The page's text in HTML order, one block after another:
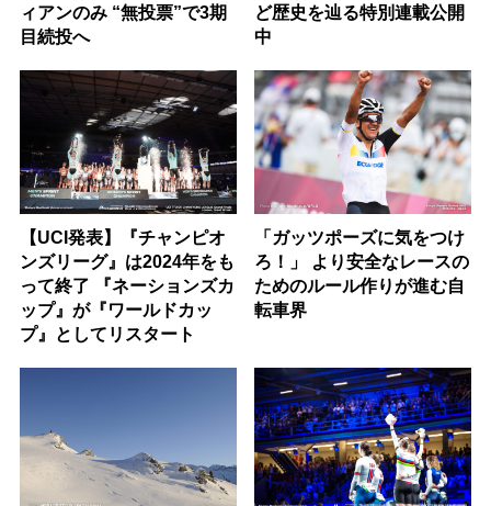
ィアンのみ “無投票”で3期
目続投へ
ど歴史を辿る特別連載公開
中
【UCI発表】『チャンピオ
ンズリーグ』は2024年をも
って終了 『ネーションズカ
ップ』が『ワールドカッ
プ』としてリスタート
「ガッツポーズに気をつけ
ろ！」 より安全なレースの
ためのルール作りが進む自
転車界